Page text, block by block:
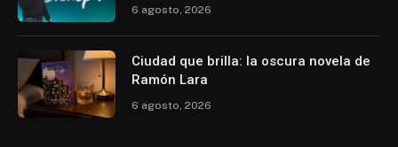
6 agosto, 2026
Ciudad que brilla: la oscura novela de
Ramón Lara
6 agosto, 2026